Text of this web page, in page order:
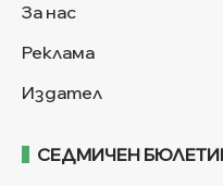
За нас
Реклама
Издател
СЕДМИЧЕН